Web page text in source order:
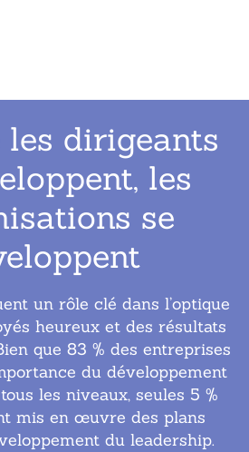
les dirigeants
les
se
un rôle clé dans l’optique
heureux et des résultats
que 83 % des entreprises
du développement
les niveaux, seules 5 %
mis en œuvre des plans
du leadership.